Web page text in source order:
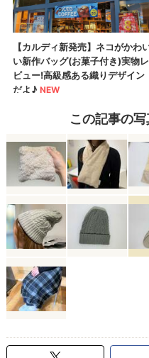
この記事の写